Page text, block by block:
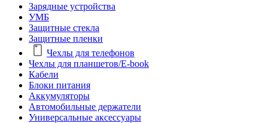
Зарядные устройства
УМБ
Защитные стекла
Защитные пленки
Чехлы для телефонов
Чехлы для планшетов/E-book
Кабели
Блоки питания
Аккумуляторы
Автомобильные держатели
Универсальные аксессуары